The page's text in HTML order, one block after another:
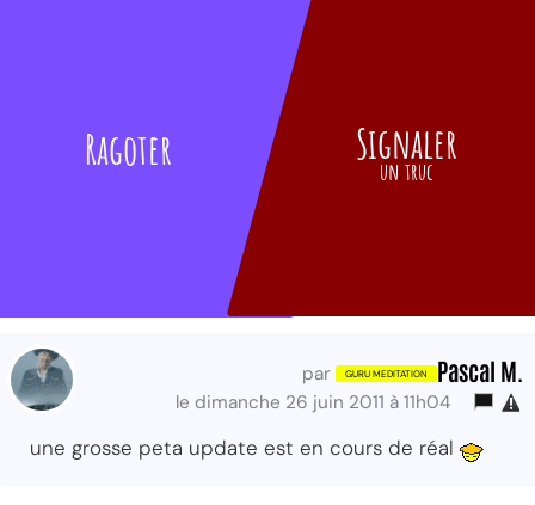
Ragoter Signaler
un truc
par Pascal M.
le dimanche 26 juin 2011 à 11h04
une grosse peta update est en cours de réal